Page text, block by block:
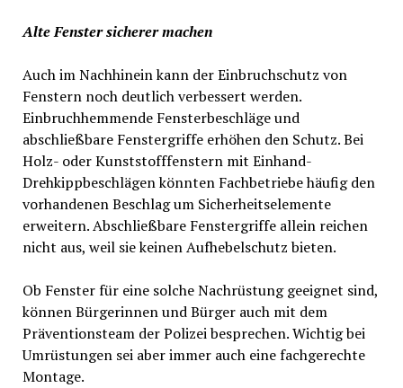
Alte Fenster sicherer machen
Auch im Nachhinein kann der Einbruchschutz von
Fenstern noch deutlich verbessert werden.
Einbruchhemmende Fensterbeschläge und
abschließbare Fenstergriffe erhöhen den Schutz. Bei
Holz- oder Kunststofffenstern mit Einhand-
Drehkippbeschlägen könnten Fachbetriebe häufig den
vorhandenen Beschlag um Sicherheitselemente
erweitern. Abschließbare Fenstergriffe allein reichen
nicht aus, weil sie keinen Aufhebelschutz bieten.
Ob Fenster für eine solche Nachrüstung geeignet sind,
können Bürgerinnen und Bürger auch mit dem
Präventionsteam der Polizei besprechen. Wichtig bei
Umrüstungen sei aber immer auch eine fachgerechte
Montage.